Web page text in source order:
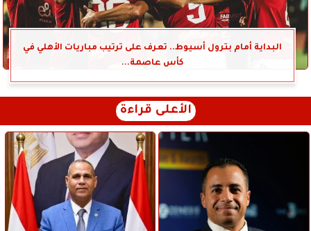
البداية أمام بترول أسيوط.. تعرف على ترتيب مباريات الأهلي في
كأس عاصمة...
الأعلى قراءة